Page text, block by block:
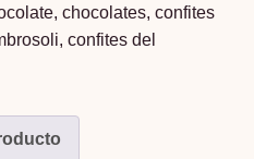
,chocolates,confites
,confites del